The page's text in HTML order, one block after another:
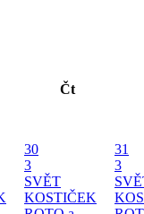
Čt
30
3
SVĚT
KOSTIČEK
31
3